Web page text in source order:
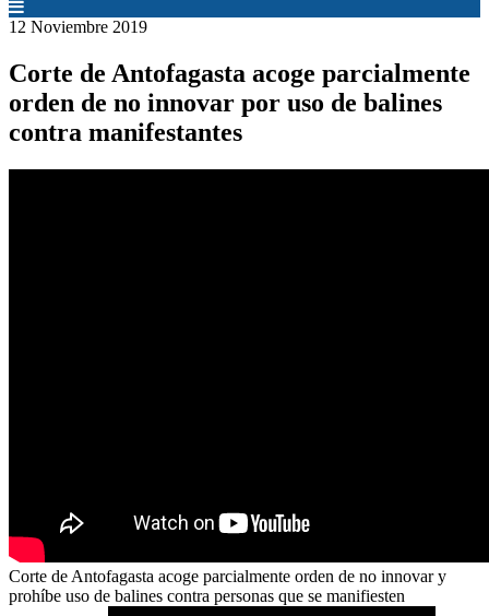
12 Noviembre 2019
Corte de Antofagasta acoge parcialmente
orden de no innovar por uso de balines
contra manifestantes
Corte de Antofagasta acoge parcialmente orden de no innovar y
prohíbe uso de balines contra personas que se manifiesten